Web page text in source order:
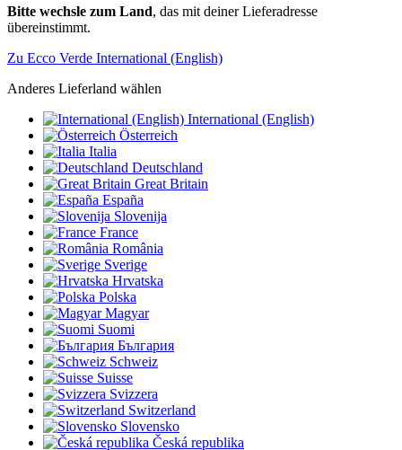
Bitte wechsle zum Land, das mit deiner Lieferadresse
übereinstimmt.
Zu Ecco Verde International (English)
Anderes Lieferland wählen
International (English)
Österreich
Italia
Deutschland
Great Britain
España
Slovenija
France
România
Sverige
Hrvatska
Polska
Magyar
Suomi
България
Schweiz
Suisse
Svizzera
Switzerland
Slovensko
Česká republika